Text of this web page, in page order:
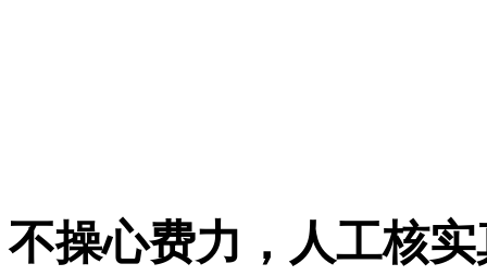
不操心费力，人工核